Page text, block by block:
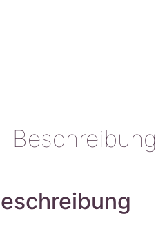
Beschreibung